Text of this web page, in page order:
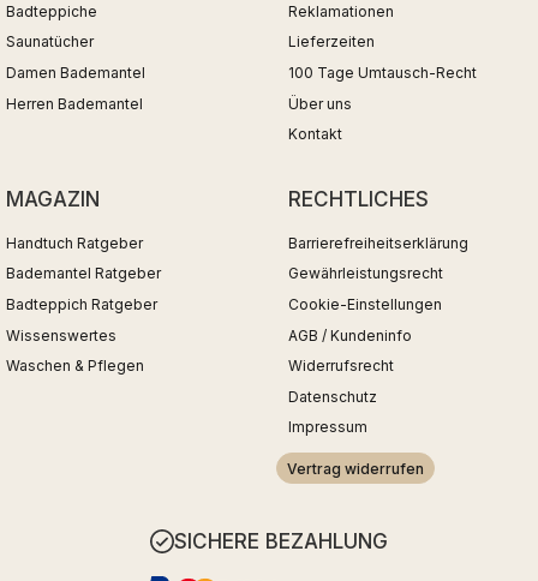
Badteppiche
Saunatücher
Damen Bademantel
Herren Bademantel
Reklamationen
Lieferzeiten
100 Tage Umtausch-Recht
Über uns
Kontakt
MAGAZIN
Handtuch Ratgeber
Bademantel Ratgeber
Badteppich Ratgeber
Wissenswertes
Waschen & Pflegen
RECHTLICHES
Barrierefreiheitserklärung
Gewährleistungsrecht
Cookie-Einstellungen
AGB / Kundeninfo
Widerrufsrecht
Datenschutz
Impressum
Vertrag widerrufen
SICHERE BEZAHLUNG